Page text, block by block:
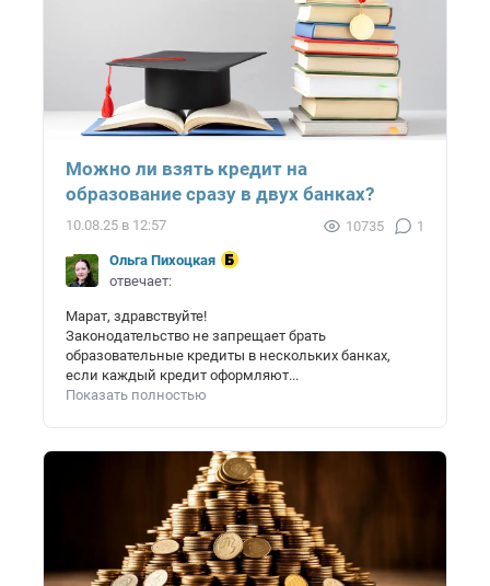
Можно ли взять кредит на
образование сразу в двух банках?
10.08.25 в 12:57 10735 1
Ольга Пихоцкая
отвечает:
Марат, здравствуйте!
Законодательство не запрещает брать
образовательные кредиты в нескольких банках,
если каждый кредит оформляют...
Показать полностью